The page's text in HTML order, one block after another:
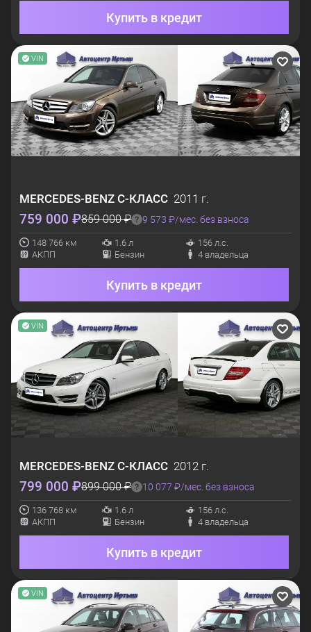
Купить в кредит
VIN
MERCEDES-BENZ C-КЛАСС 2011 г.
759 000 ₽859 000 ₽ 9 573 ₽/мес. без взноса
148 766 км 1.6 л
156 л.с.
АКПП
Бензин 4 владельца
Купить в кредит
VIN
MERCEDES-BENZ C-КЛАСС 2012 г.
799 000 ₽899 000 ₽ 10 077 ₽/мес. без взноса
136 768 км 1.6 л
156 л.с.
АКПП
Бензин 4 владельца
Купить в кредит
VIN